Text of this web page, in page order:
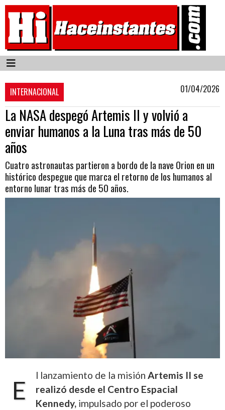
INTERNACIONAL 01/04/2026
La NASA despegó Artemis II y volvió a
enviar humanos a la Luna tras más de 50
años
Cuatro astronautas partieron a bordo de la nave Orion en un
histórico despegue que marca el retorno de los humanos al
entorno lunar tras más de 50 años.
E
l lanzamiento de la misión Artemis II se
realizó desde el Centro Espacial
Kennedy, impulsado por el poderoso